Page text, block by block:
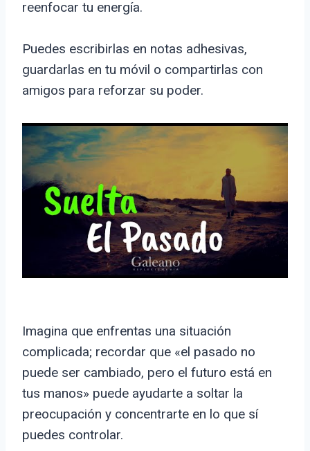
reenfocar tu energía.
Puedes escribirlas en notas adhesivas,
guardarlas en tu móvil o compartirlas con
amigos para reforzar su poder.
Imagina que enfrentas una situación
complicada; recordar que «el pasado no
puede ser cambiado, pero el futuro está en
tus manos» puede ayudarte a soltar la
preocupación y concentrarte en lo que sí
puedes controlar.